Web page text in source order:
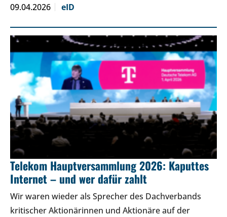
09.04.2026 eID
Telekom Hauptversammlung 2026: Kaputtes
Internet – und wer dafür zahlt
Wir waren wieder als Sprecher des Dachverbands
kritischer Aktionärinnen und Aktionäre auf der